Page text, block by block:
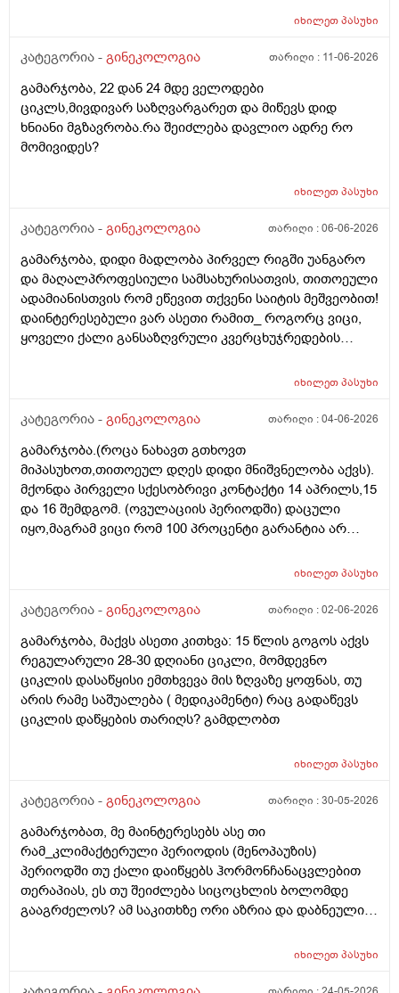
მითხარით რომ შეიმოწმეთო ტიესეიჩი და კიდევ სხვა
ასაკი 40
მეშინია კიდევ ხომ არ ჩამოიწევს? მინდა რომ 25 ან
განმავლობაში ? შესაძლოა ისევ 23 ან 25 დღიანი
რამეა.ზოგადად წლებია აუტოიმონური თირეოდიტი
მაქვს.ხშირად მაქვს სანერვიულო.რითი შეიძლება
უნდაცკვების სახით რომ ვმართო ციკლის დღეები?
იხილეთპასუხი
კატეგორია - გინეკოლოგია თარიღი : 11-06-2026
გამარჯობა, 22 დან 24 მდე ველოდები
ციკლს,მივდივარ საზღვარგარეთ და მიწევს დიდ
ხნიანი მგზავრობა.რა შეიძლება დავლიო ადრე რო
მომივიდეს?
იხილეთპასუხი
კატეგორია - გინეკოლოგია თარიღი :06-06-2026
გამარჯობა, დიდი მადლობა პირველ რიგში უანგარო
და მაღალპროფესიული სამსახურისათვის, თითოეული
ადამიანისთვის რომ ეწევით თქვენი საიტის მეშვეობით!
დაინტერესებული ვარ ასეთი რამით_ როგორც ვიცი,
ყოველი ქალი განსაზღვრული კვერცხუჯრედების
თითოელისთვის, ეს რიცხვი ინდივიდუალურია? რაზეა
(ჩვილობიდან) რომელ პროცესებზე? ქალის
რომ დავუშვათ, ზოგიერთ ქალბატონს მეტი
რაოდენობა აქვთ მათ ორგანიზმში
კვერცხუჯრედებისა, დაბადების პროცესიდან და ზოგს
კი მცირე? მადლობთ!
იხილეთპასუხი
კატეგორია - გინეკოლოგია თარიღი :04-06-2026
გამარჯობა.(როცა ნახავთ გთხოვთ
მიპასუხოთ,თითოეულ დღეს დიდი მნიშვნელობა აქვს).
მქონდა პირველი სქესობრივი კონტაქტი 14 აპრილს,15
და 16 შემდგომ. (ოვულაციის პერიოდში) დაცული
იყო,მაგრამ ვიცი რომ 100 პროცენტი გარანტია არ
ვფოქრობ რადგანაც Implantation bleeding არსებობს და
ჩვეულებრივ 3-4 დღე,მაგრამ ადრე
მალევე ვირუსი შემხვდა,სიცხე,გულისრევის
შეგრძნებაც მქონდა. მალევე გავიკეთე
ტესტი,უარყოფითი იყო. ეგ უცნაური შეგრძნება
რამოდენიმე დღე მქონდა. ახლა მენტრუაციას
ველოდები,მაგრამ არ მომივიდა,შუალედი 28-32 დღე
მოქმედებსო,2 კვირის წინ სხვა ქალაქში გავემგვაზრე
გავიკეთე ისევ უარყოფითია. შემდეგი 1 კვირის
განმავლობაში ვერ ვახერხებ მისვლას ექიმთან. არის
რაიმე შანსი ფეხმძიმობის? აზრი აქვს განმეორებით
ტესტს? მენტრუაცია რეგულარული მქონდა ხოლმე28-
30 დღე შუალედი.
იხილეთპასუხი
კატეგორია - გინეკოლოგია თარიღი :02-06-2026
გამარჯობა, მაქვს ასეთი კითხვა: 15 წლის გოგოს აქვს
რეგულარული 28-30 დღიანი ციკლი, მომდევნო
ციკლის დასაწყისი ემთხვევა მის ზღვაზე ყოფნას, თუ
არის რამე საშუალება ( მედიკამენტი) რაც გადაწევს
ციკლის დაწყების თარიღს? გამდლობთ
იხილეთპასუხი
კატეგორია - გინეკოლოგია თარიღი :30-05-2026
გამარჯობათ, მე მაინტერესებს ასე თი
რამ_კლიმაქტერული პერიოდის (მენოპაუზის)
პერიოდში თუ ქალი დაიწყებს ჰორმონჩანაცვლებით
თერაპიას, ეს თუ შეიძლება სიცოცხლის ბოლომდე
გააგრძელოს? ამ საკითხზე ორი აზრია და დაბნეული
ჰორმონჩანაცვლებითი თერაპია (სიცოცხლის
დაავადებებსა და ალცჰაიმერის რისკს უმცირებს და
იხილეთპასუხი